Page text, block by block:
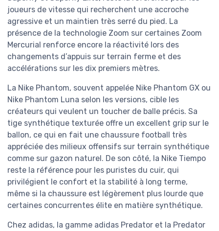
joueurs de vitesse qui recherchent une accroche
agressive et un maintien très serré du pied. La
présence de la technologie Zoom sur certaines Zoom
Mercurial renforce encore la réactivité lors des
changements d’appuis sur terrain ferme et des
accélérations sur les dix premiers mètres.
La Nike Phantom, souvent appelée Nike Phantom GX ou
Nike Phantom Luna selon les versions, cible les
créateurs qui veulent un toucher de balle précis. Sa
tige synthétique texturée offre un excellent grip sur le
ballon, ce qui en fait une chaussure football très
appréciée des milieux offensifs sur terrain synthétique
comme sur gazon naturel. De son côté, la Nike Tiempo
reste la référence pour les puristes du cuir, qui
privilégient le confort et la stabilité à long terme,
même si la chaussure est légèrement plus lourde que
certaines concurrentes élite en matière synthétique.
Chez adidas, la gamme adidas Predator et la Predator